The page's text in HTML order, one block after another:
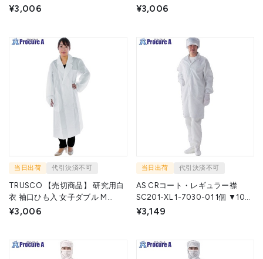
¥3,006 WD-L 1着 ▼217-9447
¥3,006
当日出荷 代引決済不可
TRUSCO 【売切商品】 研究用白
衣 袖口ひも入 女子ダブル M
¥3,006
当日出荷 代引決済不可
AS CRコート・レギュラー襟
SC201-XL 1-7030-01 1個 ▼100-
6721
¥3,149